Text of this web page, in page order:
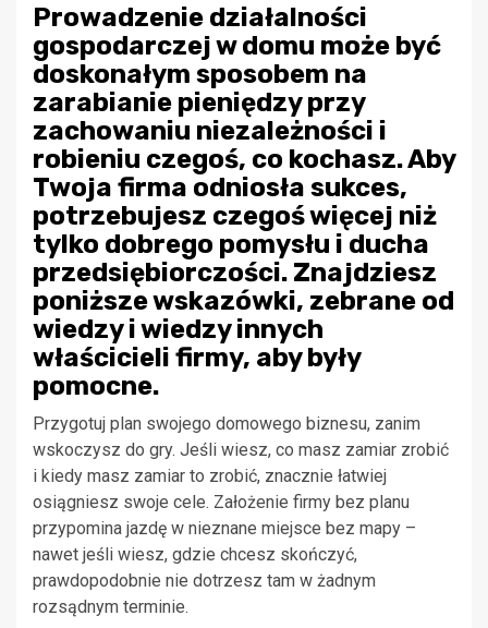
Prowadzenie działalności
gospodarczej w domu może być
doskonałym sposobem na
zarabianie pieniędzy przy
zachowaniu niezależności i
robieniu czegoś, co kochasz. Aby
Twoja firma odniosła sukces,
potrzebujesz czegoś więcej niż
tylko dobrego pomysłu i ducha
przedsiębiorczości. Znajdziesz
poniższe wskazówki, zebrane od
wiedzy i wiedzy innych
właścicieli firmy, aby były
pomocne.
Przygotuj plan swojego domowego biznesu, zanim
wskoczysz do gry. Jeśli wiesz, co masz zamiar zrobić
i kiedy masz zamiar to zrobić, znacznie łatwiej
osiągniesz swoje cele. Założenie firmy bez planu
przypomina jazdę w nieznane miejsce bez mapy –
nawet jeśli wiesz, gdzie chcesz skończyć,
prawdopodobnie nie dotrzesz tam w żadnym
rozsądnym terminie.